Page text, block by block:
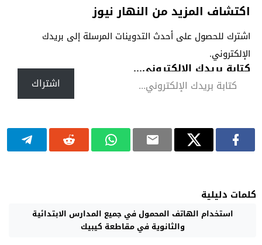
اكتشاف المزيد من النهار نيوز
اشترك للحصول على أحدث التدوينات المرسلة إلى بريدك
الإلكتروني.
كتابة بريدك الإلكتروني...
اشتراك
كلمات دليلية
استخدام الهاتف المحمول في جميع المدارس الابتدائية
والثانوية في مقاطعة كيبيك